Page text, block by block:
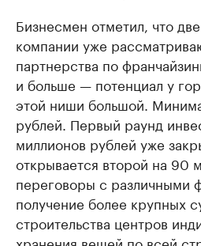
Бизнесмен отметил, что
компании уже
партнерства по
и больше — потенциал у
этой ниши большой.
рублей. Первый раунд
миллионов рублей уже
открывается второй на 90
переговоры с различными
получение более крупных
строительства центров